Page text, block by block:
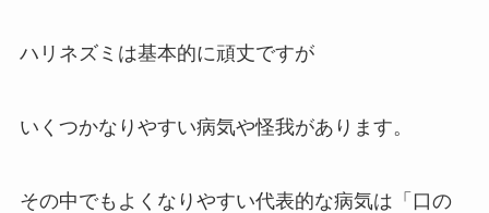
ハリネズミは基本的に頑丈ですが
いくつかなりやすい病気や怪我があります。
その中でもよくなりやすい代表的な病気は「口の